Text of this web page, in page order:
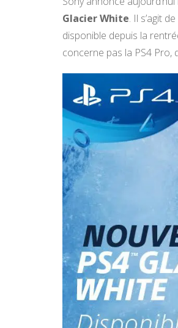
Glacier White. Il s’agit
disponible depuis la
concerne pas la PS4 Pro,